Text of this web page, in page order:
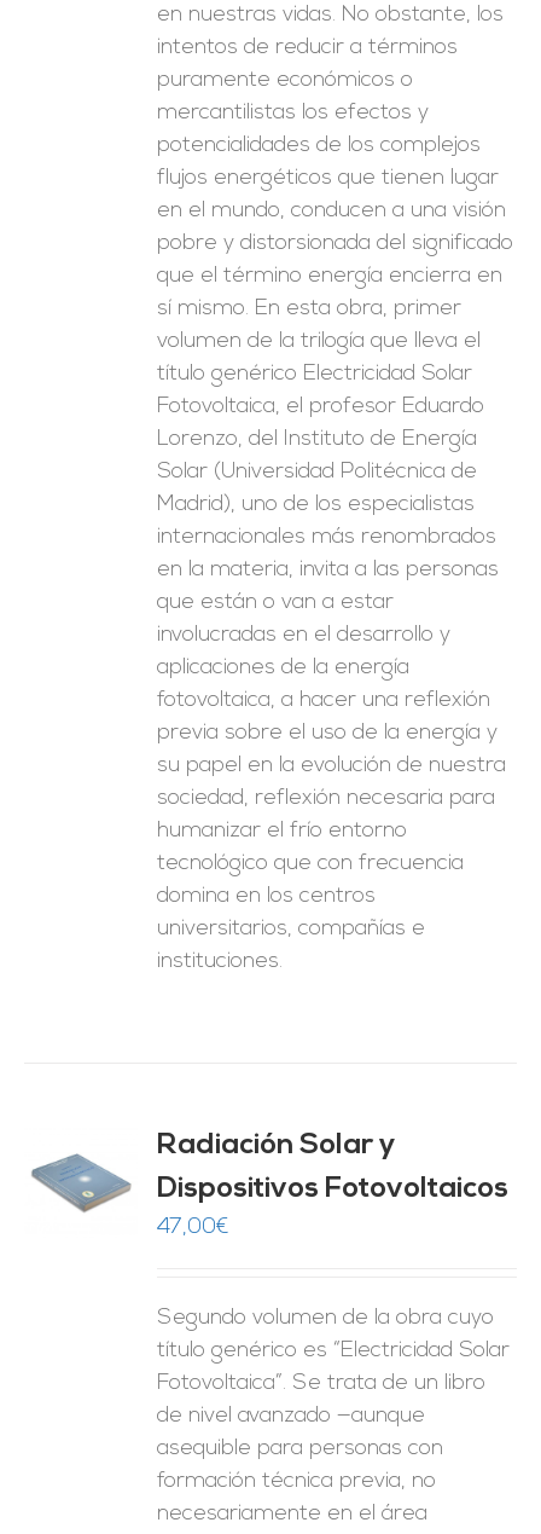
en nuestras vidas. No obstante, los
intentos de reducir a términos
puramente económicos o
mercantilistas los efectos y
potencialidades de los complejos
flujos energéticos que tienen lugar
en el mundo, conducen a una visión
pobre y distorsionada del significado
que el término energía encierra en
sí mismo. En esta obra, primer
volumen de la trilogía que lleva el
título genérico Electricidad Solar
Fotovoltaica, el profesor Eduardo
Lorenzo, del Instituto de Energía
Solar (Universidad Politécnica de
Madrid), uno de los especialistas
internacionales más renombrados
en la materia, invita a las personas
que están o van a estar
involucradas en el desarrollo y
aplicaciones de la energía
fotovoltaica, a hacer una reflexión
previa sobre el uso de la energía y
su papel en la evolución de nuestra
sociedad, reflexión necesaria para
humanizar el frío entorno
tecnológico que con frecuencia
domina en los centros
universitarios, compañías e
instituciones.
Radiación Solar y
Dispositivos Fotovoltaicos
47,00€
Segundo volumen de la obra cuyo
título genérico es “Electricidad Solar
Fotovoltaica”. Se trata de un libro
de nivel avanzado —aunque
asequible para personas con
formación técnica previa, no
necesariamente en el área